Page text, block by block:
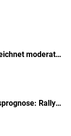
moderate
inmitten der
Rallye
die dovishen